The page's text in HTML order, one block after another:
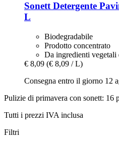
Sonett Detergente
L
Biodegradabile
Prodotto concentrato
Da ingredienti vegetali
€ 8,09 (€ 8,09 / L)
Consegna entro il giorno 12
Pulizie di primavera con sonett: 16
Tutti i prezzi IVA inclusa
Filtri